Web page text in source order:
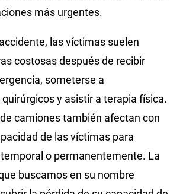
más urgentes.
las víctimas suelen
costosas después de recibir
someterse a
y asistir a terapia física.
camiones también afectan con
de las víctimas para
o permanentemente. La
buscamos en su nombre